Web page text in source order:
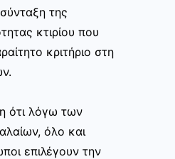
της
κτιρίου που
κριτήριο στη
ότι λόγω των
όλο και
επιλέγουν την